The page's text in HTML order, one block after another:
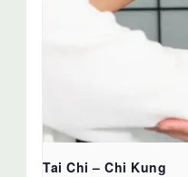
Tai Chi – Chi Kung